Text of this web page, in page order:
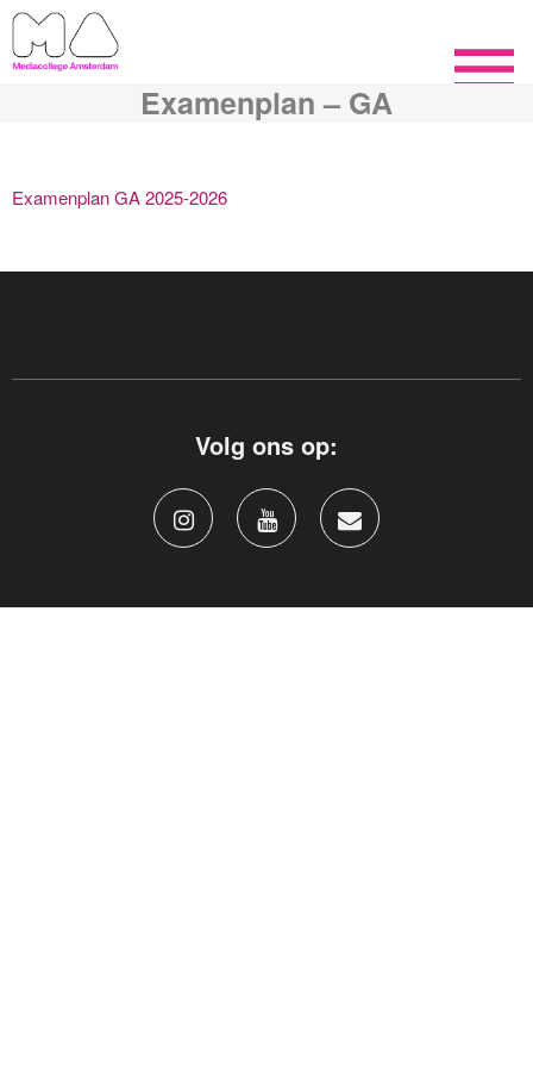
Examenplan – GA
Examenplan GA 2025-2026
Volg ons op: